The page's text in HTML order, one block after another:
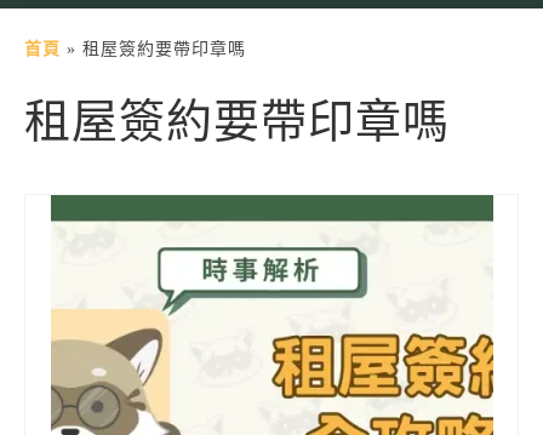
土地貸款
房屋貸款
信用貸款
代書貸款
銀行貸款
其他貸款
申貸Q&A
首頁 » 租屋簽約要帶印章嗎
租屋簽約要帶印章嗎